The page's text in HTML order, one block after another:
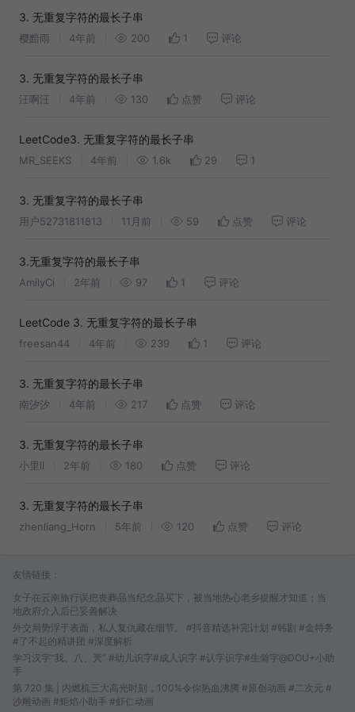
3. 无重复字符的最长子串
樱黯雨 4年前 200 1 评论
3. 无重复字符的最长子串
汪啊汪 4年前 130 点赞 评论
LeetCode3. 无重复字符的最长子串
MR_SEEKS 4年前 1.6k 29 1
3. 无重复字符的最长子串
用户52731811813 11月前 59 点赞 评论
3.无重复字符的最长子串
AmilyCi 2年前 97 1 评论
LeetCode 3. 无重复字符的最长子串
freesan44 4年前 239 1 评论
3. 无重复字符的最长子串
南汐汐 4年前 217 点赞 评论
3. 无重复字符的最长子串
小里li 2年前 180 点赞 评论
3. 无重复字符的最长子串
zhenliang_Horn 5年前 120 点赞 评论
友情链接：
女子在云南旅行误把丧葬品当纪念品买下，被当地热心老乡提醒才知道；当
地政府介入后已妥善解决
外交局势浮于表面，私人复仇藏在细节。 #抖音精选补完计划 #韩剧 #金特务
#了不起的精讲团 #深度解析
学习汉字“我、八、兲” #幼儿识字#成人识字 #认字识字#生僻字@DOU+小助
手
第 720 集 | 内燃机三大高光时刻，100%令你热血沸腾 #原创动画 #二次元 #
沙雕动画 #矩焰小助手 #虾仁动画